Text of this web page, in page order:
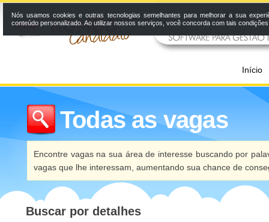
Início
Todas as vagas
Encontre vagas na sua área de interesse buscando por
vagas que lhe interessam, aumentando sua chance de
Buscar por detalhes
Nós usamos cookies e outras tecnologias semelhantes para melhorar a sua
conteúdo personalizado. Ao utilizar nossos serviços, você concorda com tais